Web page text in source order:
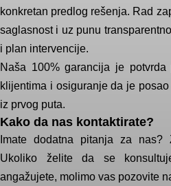
konkretan predlog rešenja. Rad
saglasnost i uz punu
i plan intervencije.
Naša 100% garancija je
klijentima i osiguranje da je
iz prvog puta.
Kako da nas kontaktirate?
Imate dodatna pitanja za
Ukoliko želite da se
angažujete, molimo vas pozovite